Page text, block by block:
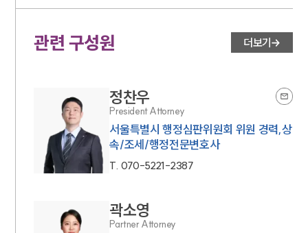
법률 블로그
법률서식
뉴스레터/브로슈어
세미나
대륜법률상담예약
대륜법률상담예약
관련 구성원 더보기
정찬우
President Attorney
서울특별시 행정심판위원회 위원 경력,상
속/조세/행정전문변호사
T. 070-5221-2387
곽소영
Partner Attorney